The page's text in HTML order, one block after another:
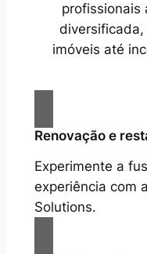
profissionais
imóveis até
Renovação e
Experimente a
experiência com
Solutions.